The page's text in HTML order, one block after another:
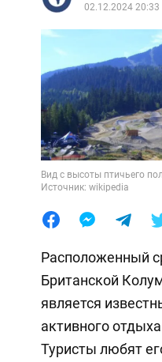
02.12.2024 20:33
Вид с высоты птичьего
Источник: wikipedia
Расположенный
Британской
является
активного
Туристы любят